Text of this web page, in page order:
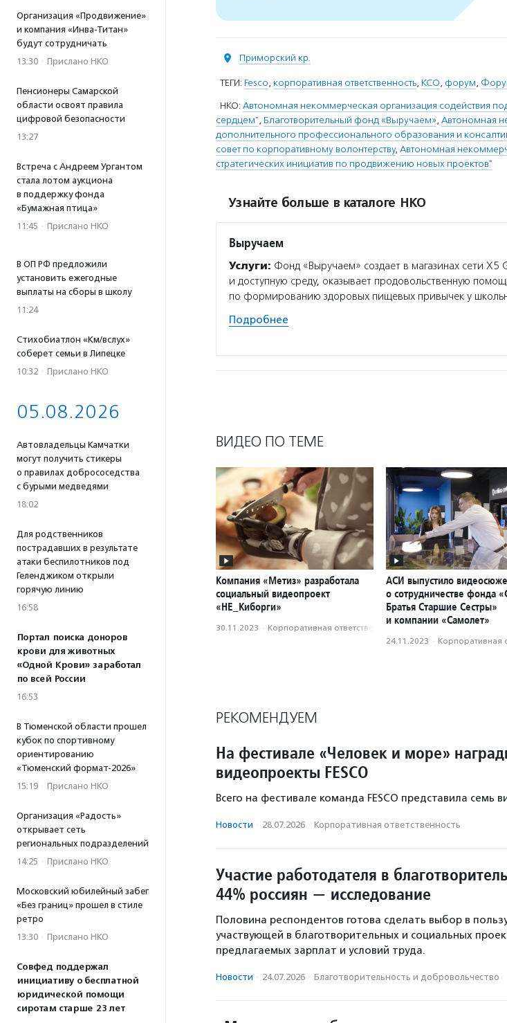
Организация «Продвижение»
и компания «Инва-Титан»
будут сотрудничать
13:30 · Прислано НКО
Пенсионеры Самарской
области освоят правила
цифровой безопасности
13:27
Встреча с Андреем Ургантом
стала лотом аукциона
в поддержку фонда
«Бумажная птица»
11:45 · Прислано НКО
В ОП РФ предложили
установить ежегодные
выплаты на сборы в школу
11:24
Стихобиатлон «Км/вслух»
соберет семьи в Липецке
10:32 · Прислано НКО
05.08.2026
Автовладельцы Камчатки
могут получить стикеры
о правилах добрососедства
с бурыми медведями
18:02
Для родственников
пострадавших в результате
атаки беспилотников под
Геленджиком открыли
горячую линию
16:58
Портал поиска доноров
крови для животных
«Одной Крови» заработал
по всей России
16:53
В Тюменской области прошел
кубок по спортивному
ориентированию
«Тюменский формат-2026»
15:19 · Прислано НКО
Организация «Радость»
открывает сеть
региональных подразделений
14:25 · Прислано НКО
Московский юбилейный забег
«Без границ» прошел в стиле
ретро
13:30 · Прислано НКО
Совфед поддержал
инициативу о бесплатной
юридической помощи
сиротам старше 23 лет
Приморский кр.
ТЕГИ: Fesco, корпоративная ответственность, КСО, форум,
НКО: Автономная некоммерческая организация содействия
сердцем", Благотворительный фонд «Выручаем», Автономная
дополнительного профессионального образования и
совет по корпоративному волонтерству, Автономная
стратегических инициатив по продвижению новых проектов"
Узнайте больше в каталоге НКО
Выручаем
Услуги: Фонд «Выручаем» создает в магазинах сети Х5
и доступную среду, оказывает продовольственную
по формированию здоровых пищевых привычек у
Подробнее
ВИДЕО ПО ТЕМЕ
Компания «Метиз» разработала
социальный видеопроект
«НЕ_Киборги»
30.11.2023 · Корпоративная ответственность
АСИ выпустило
о сотрудничестве фонда
Братья Старшие Сестры»
и компании «Самолет»
24.11.2023 · Корпоративная
РЕКОМЕНДУЕМ
На фестивале «Человек и море»
видеопроекты FESCO
Всего на фестивале команда FESCO представила семь
Новости · 28.07.2026 · Корпоративная ответственность
Участие работодателя в
44% россиян — исследование
Половина респондентов готова сделать выбор в
участвующей в благотворительных и социальных
предлагаемых зарплат и условий труда.
Новости · 24.07.2026 · Благотвори­тель­ность и доброволь­чест­во